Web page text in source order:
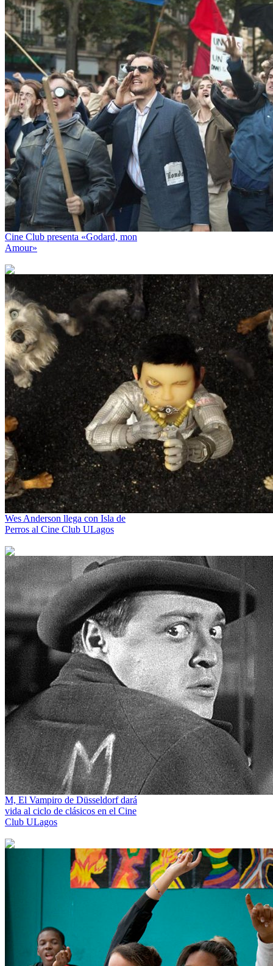
Cine Club presenta «Godard, mon
Amour»
Wes Anderson llega con Isla de
Perros al Cine Club ULagos
M, El Vampiro de Düsseldorf dará
vida al ciclo de clásicos en el Cine
Club ULagos